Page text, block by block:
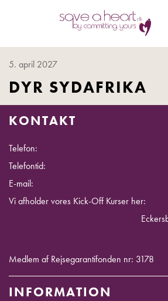
5. april 2027
DYR SYDAFRIKA
KONTAKT
Telefon:
Telefontid:
E-mail:
Vi afholder vores Kick-Off Kurser her:
Medlem af Rejsegarantifonden nr: 3178
INFORMATION